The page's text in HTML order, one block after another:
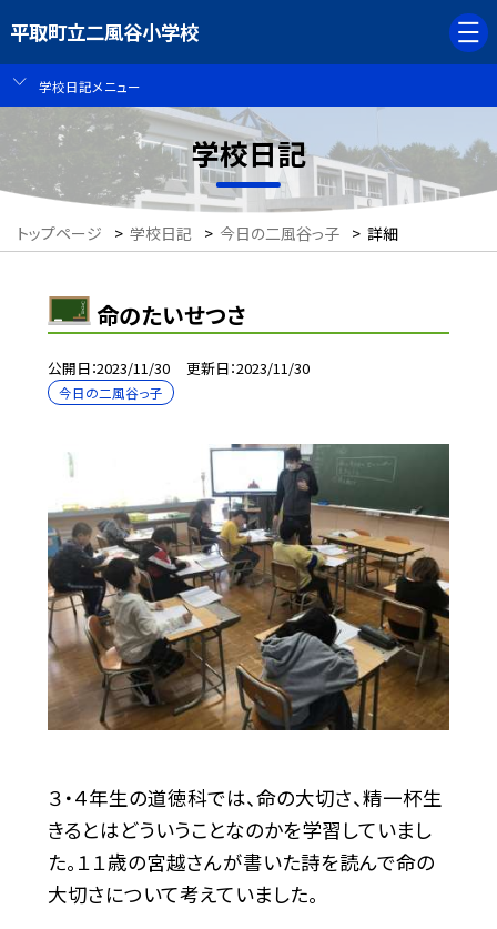
平取町立二風谷小学校
学校日記メニュー
学校日記
トップページ > 学校日記 > 今日の二風谷っ子 > 詳細
命のたいせつさ
公開日 2023/11/30 更新日 2023/11/30
今日の二風谷っ子
３・４年生の道徳科では、命の大切さ、精一杯生
きるとはどういうことなのかを学習していまし
た。１１歳の宮越さんが書いた詩を読んで命の
大切さについて考えていました。